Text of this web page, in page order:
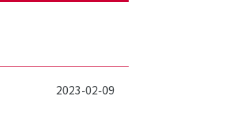
2023-02-09